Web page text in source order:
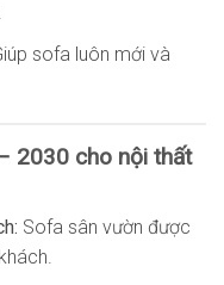
sofa luôn mới và
2030 cho nội thất
Sofa sân vườn được